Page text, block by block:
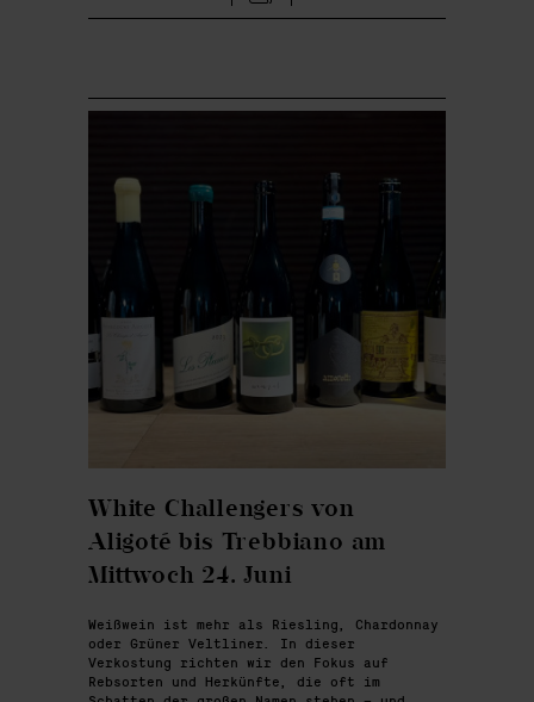
White Challengers von
Aligoté bis Trebbiano am
Mittwoch 24. Juni
Weißwein ist mehr als Riesling, Chardonnay
oder Grüner Veltliner. In dieser
Verkostung richten wir den Fokus auf
Rebsorten und Herkünfte, die oft im